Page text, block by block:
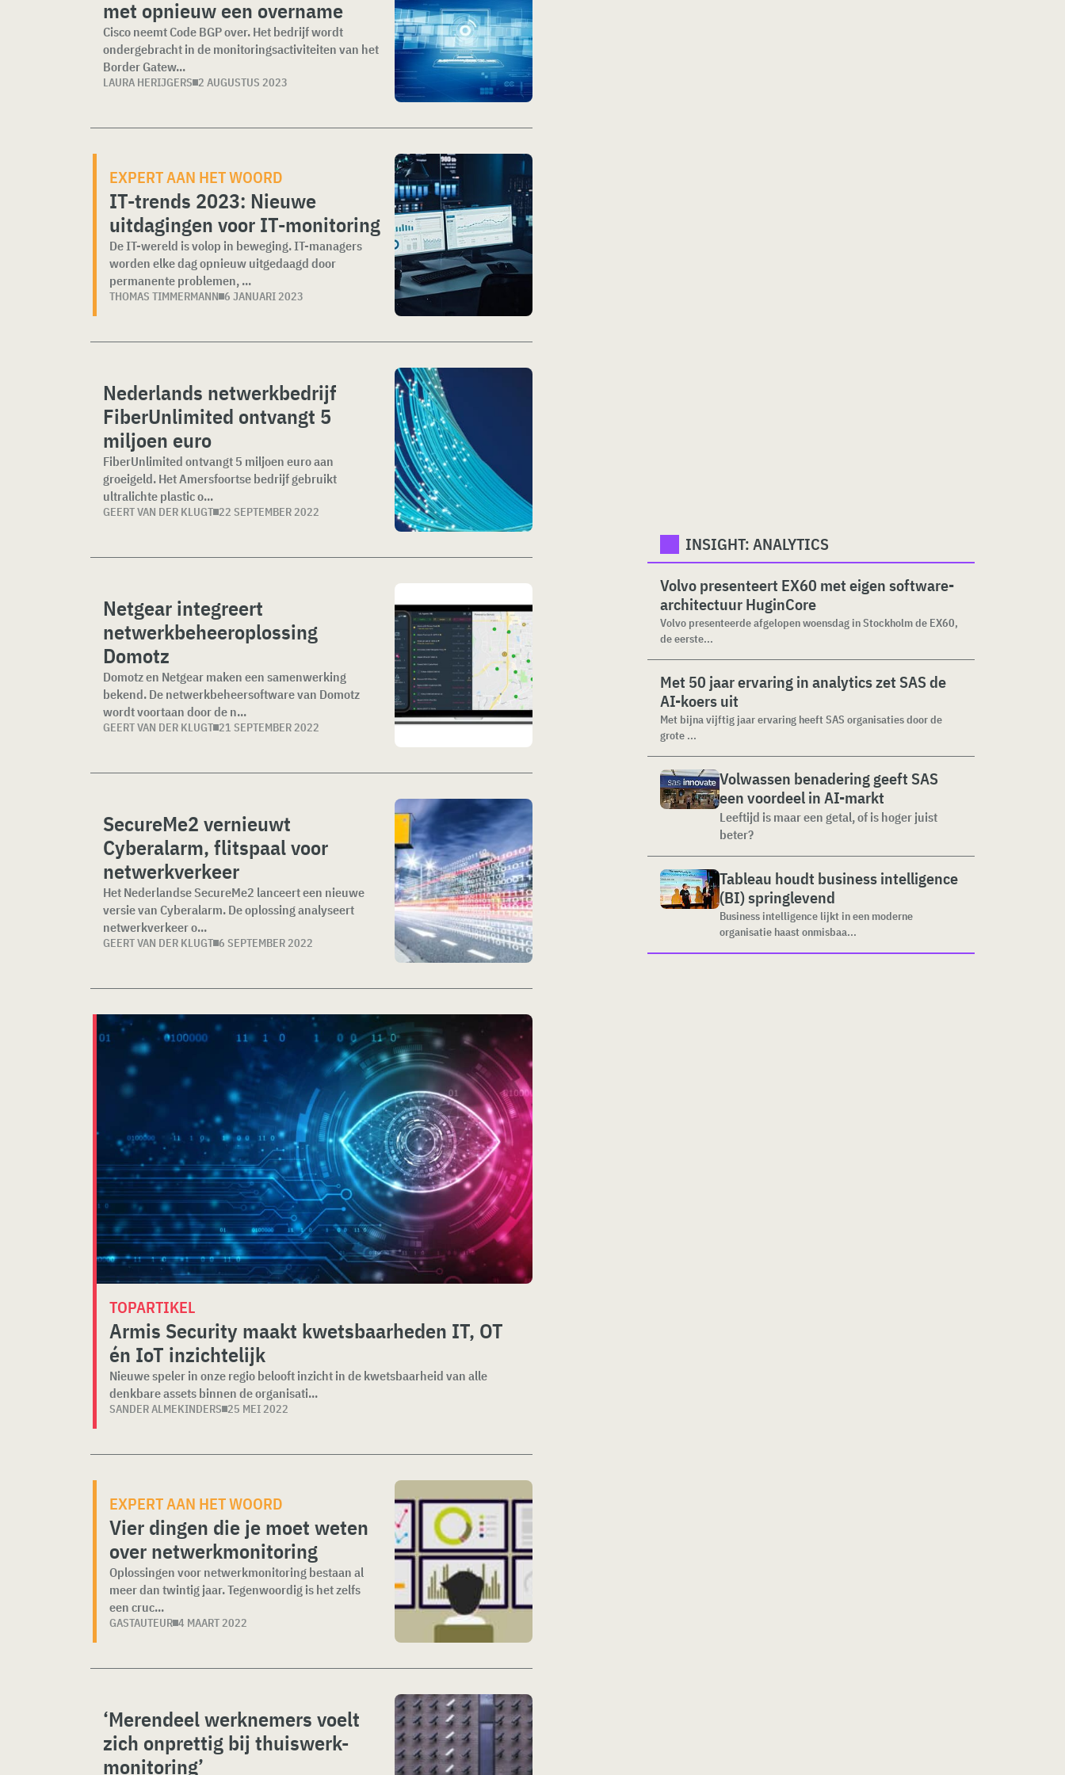
met opnieuw een overname
Cisco neemt Code BGP over. Het bedrijf wordt
ondergebracht in de monitoringsactiviteiten van het
Border Gatew...
LAURA HERIJGERS 2 AUGUSTUS 2023
EXPERT AAN HET WOORD
IT-trends 2023: Nieuwe
uitdagingen voor IT-monitoring
De IT-wereld is volop in beweging. IT-managers
worden elke dag opnieuw uitgedaagd door
permanente problemen, ...
THOMAS TIMMERMANN 6 JANUARI 2023
Nederlands netwerkbedrijf
FiberUnlimited ontvangt 5
miljoen euro
FiberUnlimited ontvangt 5 miljoen euro aan
groeigeld. Het Amersfoortse bedrijf gebruikt
ultralichte plastic o...
GEERT VAN DER KLUGT 22 SEPTEMBER 2022
Netgear integreert
netwerkbeheeroplossing
Domotz
Domotz en Netgear maken een samenwerking
bekend. De netwerkbeheersoftware van Domotz
wordt voortaan door de n...
GEERT VAN DER KLUGT 21 SEPTEMBER 2022
SecureMe2 vernieuwt
Cyberalarm, flitspaal voor
netwerkverkeer
Het Nederlandse SecureMe2 lanceert een nieuwe
versie van Cyberalarm. De oplossing analyseert
netwerkverkeer o...
GEERT VAN DER KLUGT 6 SEPTEMBER 2022
TOPARTIKEL
Armis Security maakt kwetsbaarheden IT, OT
én IoT inzichtelijk
Nieuwe speler in onze regio belooft inzicht in de kwetsbaarheid van alle
denkbare assets binnen de organisati...
SANDER ALMEKINDERS 25 MEI 2022
EXPERT AAN HET WOORD
Vier dingen die je moet weten
over netwerkmonitoring
Oplossingen voor netwerkmonitoring bestaan ​​al
meer dan twintig jaar. Tegenwoordig is het zelfs
een cruc...
GASTAUTEUR 4 MAART 2022
‘Merendeel werknemers voelt
zich onprettig bij thuiswerk-
monitoring’
INSIGHT: ANALYTICS
Volvo presenteert EX60 met eigen software-
architectuur HuginCore
Volvo presenteerde afgelopen woensdag in Stockholm de EX60,
de eerste...
Met 50 jaar ervaring in analytics zet SAS de
AI-koers uit
Met bijna vijftig jaar ervaring heeft SAS organisaties door de
grote ...
Volwassen benadering geeft SAS
een voordeel in AI-markt
Leeftijd is maar een getal, of is hoger juist
beter?
Tableau houdt business intelligence
(BI) springlevend
Business intelligence lijkt in een moderne
organisatie haast onmisbaa...